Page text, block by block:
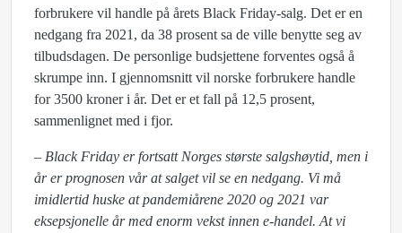
forbrukere vil handle på årets Black Friday-salg. Det er en
nedgang fra 2021, da 38 prosent sa de ville benytte seg av
tilbudsdagen. De personlige budsjettene forventes også å
skrumpe inn. I gjennomsnitt vil norske forbrukere handle
for 3500 kroner i år. Det er et fall på 12,5 prosent,
sammenlignet med i fjor.
– Black Friday er fortsatt Norges største salgshøytid, men i
år er prognosen vår at salget vil se en nedgang. Vi må
imidlertid huske at pandemiårene 2020 og 2021 var
eksepsjonelle år med enorm vekst innen e-handel. At vi